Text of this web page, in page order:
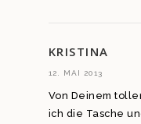
KRISTINA
12. MAI 2013
Von Deinem
ich die Tasche